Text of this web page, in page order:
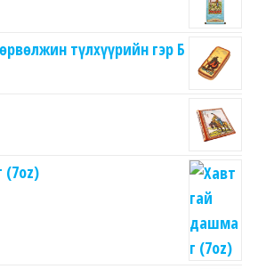
түлхүүрийн гэр Б
(7oz)